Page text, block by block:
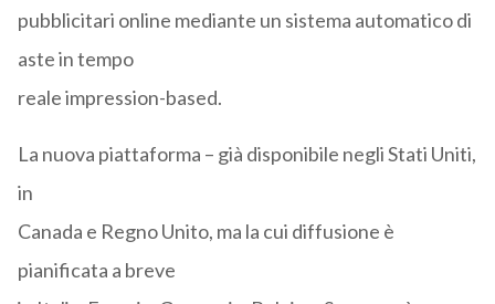
pubblicitari online mediante un sistema automatico di
aste in tempo
reale impression-based.
La nuova piattaforma – già disponibile negli Stati Uniti,
in
Canada e Regno Unito, ma la cui diffusione è
pianificata a breve